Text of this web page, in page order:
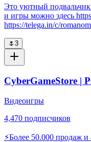
Это уютный
и игры можно здесь
https://telega.in/c/
🌷 3
СyberGameStore |
Видеоигры
4,470 подписчиков
⚡️Более 50.000 продаж